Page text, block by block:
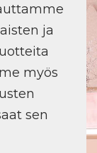
ja
myös
sen